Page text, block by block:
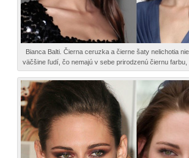
Bianca Balti. Čierna ceruzka a čierne šaty nelichotia
väčšine ľudí, čo nemajú v sebe prirodzenú čiernu